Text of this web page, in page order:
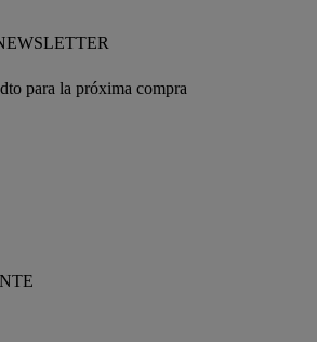
dto para la próxima compra